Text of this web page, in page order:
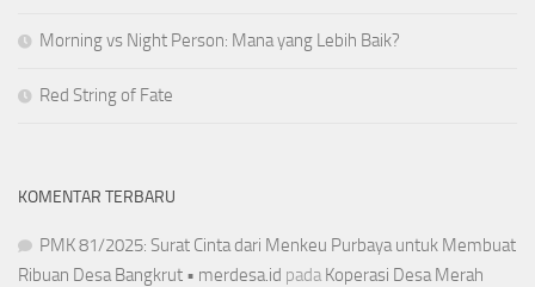
Morning vs Night Person: Mana yang Lebih Baik?
Red String of Fate
KOMENTAR TERBARU
PMK 81/2025: Surat Cinta dari Menkeu Purbaya untuk Membuat
Ribuan Desa Bangkrut • merdesa.id pada Koperasi Desa Merah